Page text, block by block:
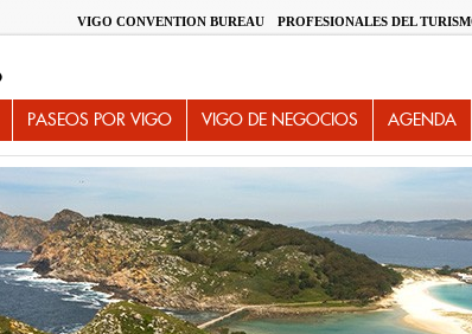
VIGO CONVENTION BUREAU PROFESIONALES DEL
PASEOS POR VIGO VIGO DE NEGOCIOS AGENDA